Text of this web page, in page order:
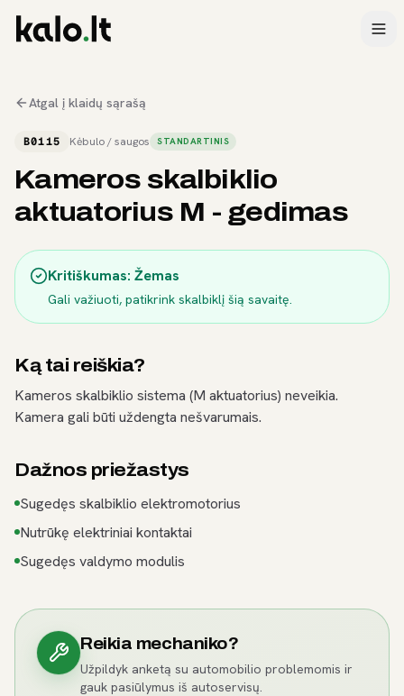
Atgal į klaidų sąrašą
B0115 Kėbulo / saugos STANDARTINIS
Kameros skalbiklio
aktuatorius M - gedimas
Kritiškumas: Žemas
Gali važiuoti, patikrink skalbiklį šią savaitę.
Ką tai reiškia?
Kameros skalbiklio sistema (M aktuatorius) neveikia.
Kamera gali būti uždengta nešvarumais.
Dažnos priežastys
Sugedęs skalbiklio elektromotorius
Nutrūkę elektriniai kontaktai
Sugedęs valdymo modulis
Reikia mechaniko?
Užpildyk anketą su automobilio problemomis ir
gauk pasiūlymus iš autoservisų.